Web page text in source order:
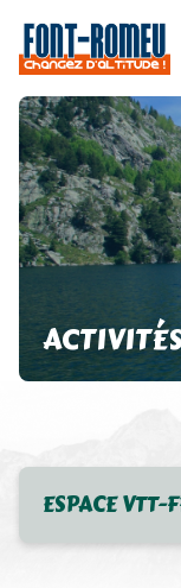
ESPACE VTT-